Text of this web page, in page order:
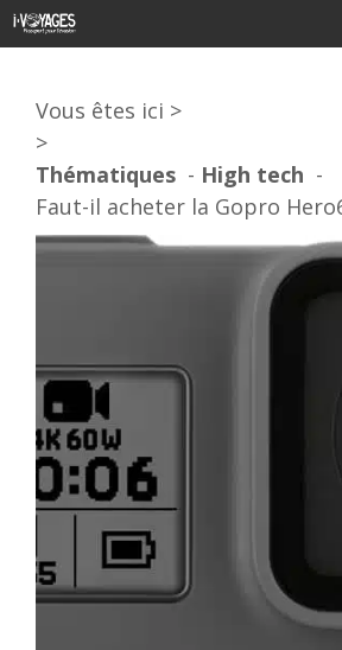
Aller
au
Vous êtes ici >
>
Thématiques
High tech
Faut-il acheter la Gopro